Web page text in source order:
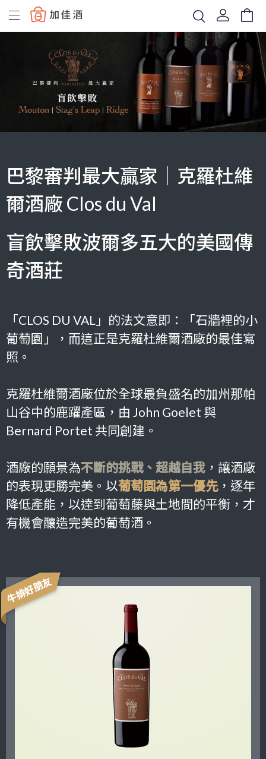
Baccus
巴黎審判最大贏家｜克羅杜維
爾酒廠 Clos du Val
盲飲擊敗波爾多五大的美國傳
奇酒莊
「CLOS DU VAL」的法文意即：「石牆裡的小
葡萄園」，而這正是克羅杜維爾酒廠的最佳寫
照。
克羅杜維爾酒廠位於全球最負盛名的加州那帕
山谷中的鹿躍產區，由 John Goelet 與
Bernard Portet 共同創建。
酒廠的願景為不斷的挑戰、超越自我 ，讓酒廠
的表現更勝完美。以葡萄園為第一優先，逐年
降低產能，以達到葡萄藤與土地間的平衡，才
有機會釀造完美的葡萄酒。
牛排好朋友